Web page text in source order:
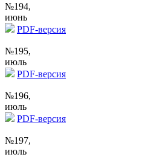
№194,
июнь
PDF-версия
№195,
июль
PDF-версия
№196,
июль
PDF-версия
№197,
июль